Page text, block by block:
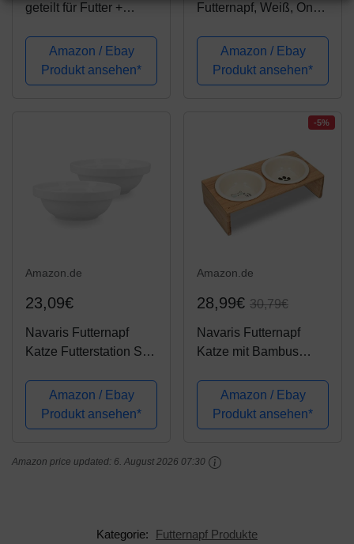
geteilt für Futter +
25x10x6cm aus
Schwerer Steinzeug-
Keramik
Amazon / Ebay
Produkt ansehen*
Futternapf, Weiß, One
Amazon / Ebay
Produkt ansehen*
Amazon.de
23,09€
Navaris Futternapf
Katze Futterstation Set
Katzen Hunde -
Keramik Fressnapf Set
Futterbar Katzennapf -
Amazon / Ebay
Produkt ansehen*
-5%
Amazon.de
28,99€ 30,79€
Navaris Futternapf
Katze mit Bambus
Set Keramiknapf für
Katzen Hunde -
Keramik Fressnapf Set
Halterung
Amazon / Ebay
Produkt ansehen*
Amazon price updated: 6. August 2026 07:30
Kategorie:
Futternapf Produkte